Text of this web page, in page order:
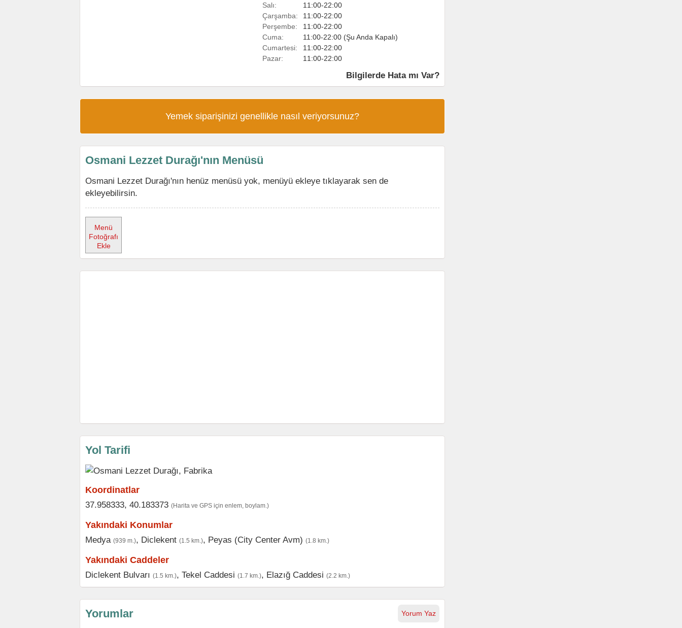
Salı:
11:00-22:00
Çarşamba:
11:00-22:00
Perşembe:
11:00-22:00
Cuma:
11:00-22:00 (Şu Anda Kapalı)
Cumartesi:
11:00-22:00
Pazar:
11:00-22:00
Bilgilerde Hata mı Var?
Yemek siparişinizi genellikle nasıl veriyorsunuz?
Osmani Lezzet Durağı'nın Menüsü
Osmani Lezzet Durağı'nın henüz menüsü yok, menüyü ekleye tıklayarak sen de
ekleyebilirsin.
Menü
Fotoğrafı
Ekle
Yol Tarifi
Koordinatlar
37.958333, 40.183373 (Harita ve GPS için enlem, boylam.)
Yakındaki Konumlar
Medya (939 m.), Diclekent (1.5 km.), Peyas (City Center Avm) (1.8 km.)
Yakındaki Caddeler
Diclekent Bulvarı (1.5 km.), Tekel Caddesi (1.7 km.), Elazığ Caddesi (2.2 km.)
Yorum Yaz
Yorumlar